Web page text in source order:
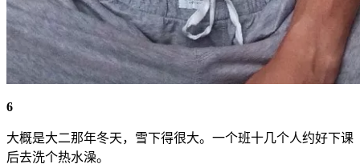
6
大概是大二那年冬天，雪下得很大。一个班十几个人约好下课
后去洗个热水澡。